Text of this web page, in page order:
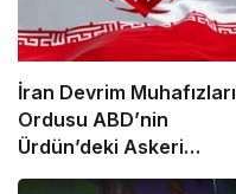
İran Devrim Muhafızları
Ordusu ABD’nin
Ürdün’deki Askeri
Üssünü Vurdu